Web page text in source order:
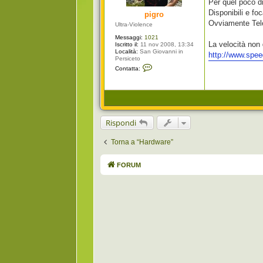
pigro
Ultra-Violence
Messaggi: 1021
Iscritto il: 11 nov 2008, 13:34
Località: San Giovanni in
Persiceto
Contatta:
a
t
t
a
i
r
g
o
Per quel poco
Disponibili e
Ovviamente
La velocità
http://
Rispondi
Torna a “Hardware”
FORUM